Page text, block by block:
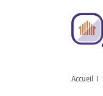
Accueil